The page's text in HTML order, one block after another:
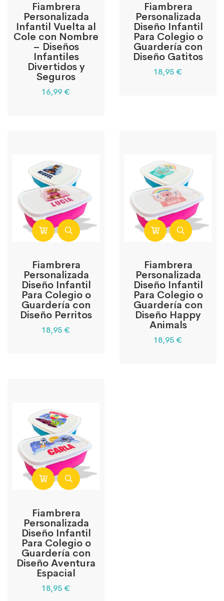
Fiambrera
Personalizada
Infantil Vuelta al
Cole con Nombre
– Diseños
Infantiles
Divertidos y
Seguros
16,99 €
Fiambrera
Personalizada
Diseño Infantil
Para Colegio o
Guardería con
Diseño Gatitos
18,95 €
Fiambrera
Personalizada
Diseño Infantil
Para Colegio o
Guardería con
Diseño Perritos
18,95 €
Fiambrera
Personalizada
Diseño Infantil
Para Colegio o
Guardería con
Diseño Happy
Animals
18,95 €
Fiambrera
Personalizada
Diseño Infantil
Para Colegio o
Guardería con
Diseño Aventura
Espacial
18,95 €